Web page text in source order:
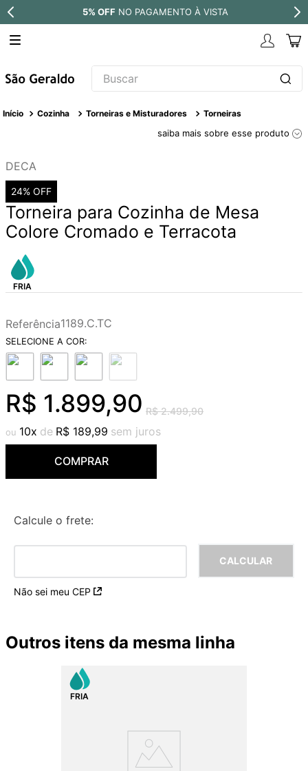
NO PAGAMENTO À VISTA
Buscar
Cozinha Torneiras e Misturadores Torneiras
saiba mais sobre esse produto
DECA
24% OFF
Torneira para Cozinha de Mesa
Colore Cromado e Terracota
Referência1189.C.TC
R$ 1.899,90 R$ 2.499,90
10 R$ 189,99
COMPRAR
Calcule o frete:
Não sei meu CEP
Outros itens da mesma linha
TERMOS MAIS BUSCADOS
4º
torneira
5 º
atlas
7º
8º
black matte
9º
red gold
10º cobre escovado